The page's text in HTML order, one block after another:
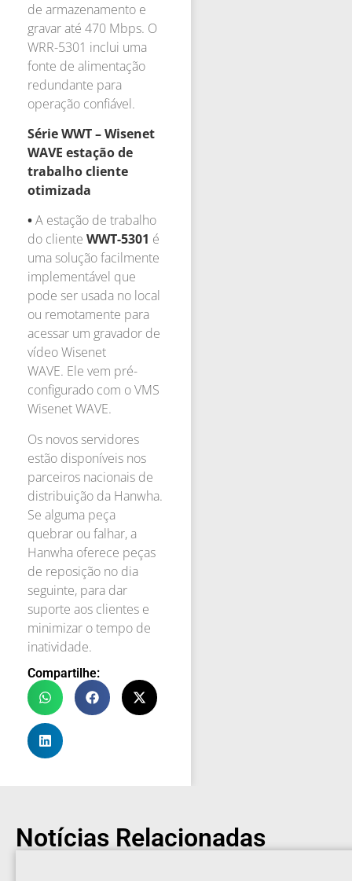
de armazenamento e
gravar até 470 Mbps. O
WRR-5301 inclui uma
fonte de alimentação
redundante para
operação confiável.
Série WWT – Wisenet
WAVE estação de
trabalho cliente
otimizada
•A estação de trabalho
do cliente WWT-5301 é
uma solução facilmente
implementável que
pode ser usada no local
ou remotamente para
acessar um gravador de
vídeo Wisenet
WAVE. Ele vem pré-
configurado com o VMS
Wisenet WAVE.
Os novos servidores
estão disponíveis nos
parceiros nacionais de
distribuição da Hanwha.
Se alguma peça
quebrar ou falhar, a
Hanwha oferece peças
de reposição no dia
seguinte, para dar
suporte aos clientes e
minimizar o tempo de
inatividade.
Compartilhe:
Notícias Relacionadas